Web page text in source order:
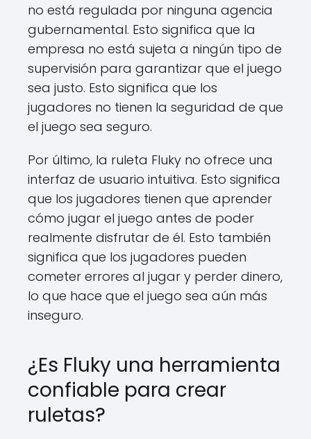
no está regulada por ninguna agencia
gubernamental. Esto significa que la
empresa no está sujeta a ningún tipo de
supervisión para garantizar que el juego
sea justo. Esto significa que los
jugadores no tienen la seguridad de que
el juego sea seguro.
Por último, la ruleta Fluky no ofrece una
interfaz de usuario intuitiva. Esto significa
que los jugadores tienen que aprender
cómo jugar el juego antes de poder
realmente disfrutar de él. Esto también
significa que los jugadores pueden
cometer errores al jugar y perder dinero,
lo que hace que el juego sea aún más
inseguro.
¿Es Fluky una herramienta
confiable para crear
ruletas?